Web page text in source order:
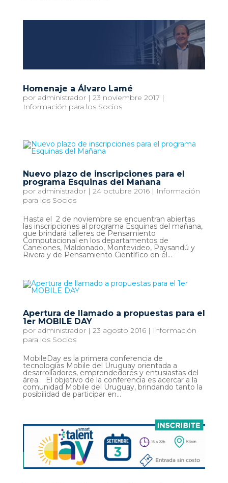
Homenaje a Álvaro Lamé
por administrador| 23 noviembre 2017 |
Información para los Socios
Nuevo plazo de inscripciones para el
programa Esquinas del Mañana
por administrador| 24 octubre 2016| Información
para los Socios
Hasta el 2 de noviembre se encuentran abiertas
las inscripciones al programa Esquinas del mañana,
que brindará talleres de Pensamiento
Computacional en los departamentos de
Canelones, Maldonado, Montevideo, Paysandú y
Rivera y de Pensamiento Científico en el...
Apertura de llamado a propuestas para el
1er MOBILE DAY
por administrador| 23 agosto 2016| Información
para los Socios
MobileDay es la primera conferencia de
tecnologías Mobile del Uruguay orientada a
desarrolladores, emprendedores y entusiastas del
área. El objetivo de la conferencia es acercar a la
comunidad Mobile del Uruguay, brindando tanto la
posibilidad de participar en...